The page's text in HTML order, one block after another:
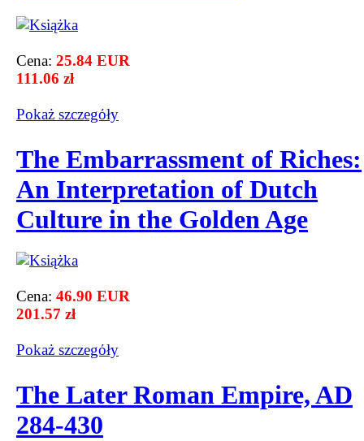
Cena: 25.84 EUR
111.06 zł
Pokaż szczegόły
The Embarrassment of Riches:
An Interpretation of Dutch
Culture in the Golden Age
Cena: 46.90 EUR
201.57 zł
Pokaż szczegόły
The Later Roman Empire, AD
284-430